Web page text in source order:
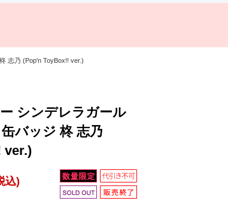
志乃 (Pop'n ToyBox!! ver.)
シンデレラガール
バッジ 柊 志乃
ver.)
込)